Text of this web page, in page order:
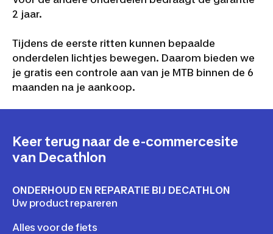
2 jaar.
Tijdens de eerste ritten kunnen bepaalde
onderdelen lichtjes bewegen. Daarom bieden we
je gratis een controle aan van je MTB binnen de 6
maanden na je aankoop.
Keer terug naar de e-commercesite
van Decathlon
ONDERHOUD EN REPARATIE BIJ DECATHLON
Uw product repareren
Alles voor de fiets